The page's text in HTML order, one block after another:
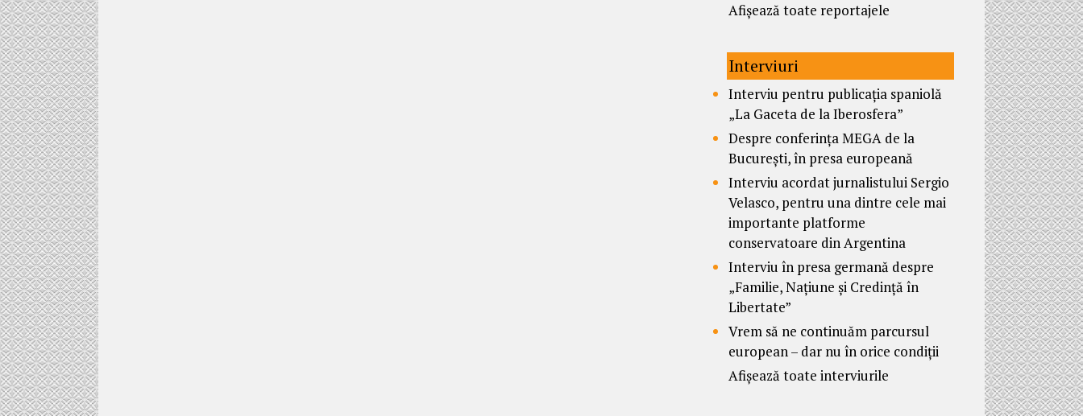
Afișează toate reportajele
Interviuri
Interviu pentru publicația spaniolă
„La Gaceta de la Iberosfera”
Despre conferința MEGA de la
București, în presa europeană
Interviu acordat jurnalistului Sergio
Velasco, pentru una dintre cele mai
importante platforme
conservatoare din Argentina
Interviu în presa germană despre
„Familie, Națiune și Credință în
Libertate”
Vrem să ne continuăm parcursul
european – dar nu în orice condiții
Afișează toate interviurile